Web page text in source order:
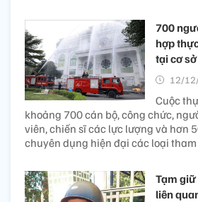
700
hợp
tại cơ
12/
Cuộc
khoảng 700 cán bộ, công chức,
viên, chiến sĩ các lực lượng và hơn
chuyên dụng hiện đại các loại
Tạm
liên